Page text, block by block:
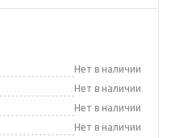
Нет в наличии
Нет в наличии
Нет в наличии
Нет в наличии